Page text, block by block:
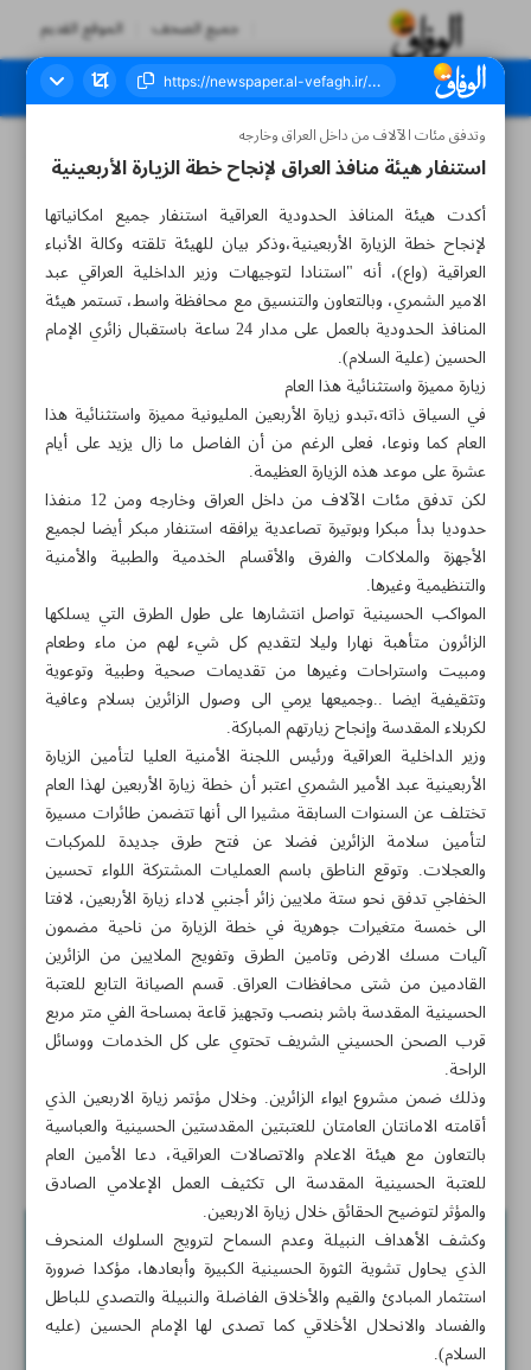
جميع الصحف الموقع القديم
العدد سبعة آلاف وثلاثمائة وستة عشر - ٢٦ أغسطس ٢٠٢٣
مواضيع هذه الصفحة
الهجرة العكسية في الكيان الصهيوني تزداد
استنفار هيئة منافذ العراق لإنجاح خطة الزيارة الأربعينية
البرهان وسط المدنيين والعسكريين في بورتسودان
أخبار قصيرة
وتدفق مئات الآلاف من داخل العراق وخارجه
استنفار هيئة منافذ العراق لإنجاح خطة الزيارة الأربعينية
أكدت هيئة المنافذ الحدودية العراقية استنفار جميع امكانياتها
لإنجاح خطة الزيارة الأربعينية،وذكر بيان للهيئة تلقته وكالة الأنباء
العراقية (واع)، أنه "استنادا لتوجيهات وزير الداخلية العراقي عبد
الامير الشمري، وبالتعاون والتنسيق مع محافظة واسط، تستمر هيئة
المنافذ الحدودية بالعمل على مدار 24 ساعة باستقبال زائري الإمام
الحسين (علية السلام).
زيارة مميزة واستثنائية هذا العام
في السياق ذاته،تبدو زيارة الأربعين المليونية مميزة واستثنائية هذا
العام كما ونوعا، فعلى الرغم من أن الفاصل ما زال يزيد على أيام
عشرة على موعد هذه الزيارة العظيمة.
لكن تدفق مئات الآلاف من داخل العراق وخارجه ومن 12 منفذا
حدوديا بدأ مبكرا وبوتيرة تصاعدية يرافقه استنفار مبكر أيضا لجميع
الأجهزة والملاكات والفرق والأقسام الخدمية والطبية والأمنية
والتنظيمية وغيرها.
المواكب الحسينية تواصل انتشارها على طول الطرق التي يسلكها
الزائرون متأهبة نهارا وليلا لتقديم كل شيء لهم من ماء وطعام
ومبيت واستراحات وغيرها من تقديمات صحية وطبية وتوعوية
وتثقيفية ايضا ..وجميعها يرمي الى وصول الزائرين بسلام وعافية
لكربلاء المقدسة وإنجاح زيارتهم المباركة.
وزير الداخلية العراقية ورئيس اللجنة الأمنية العليا لتأمين الزيارة
الأربعينية عبد الأمير الشمري اعتبر أن خطة زيارة الأربعين لهذا العام
تختلف عن السنوات السابقة مشيرا الى أنها تتضمن طائرات مسيرة
لتأمين سلامة الزائرين فضلا عن فتح طرق جديدة للمركبات
والعجلات. وتوقع الناطق باسم العمليات المشتركة اللواء تحسين
الخفاجي تدفق نحو ستة ملايين زائر أجنبي لاداء زيارة الأربعين، لافتا
الى خمسة متغيرات جوهرية في خطة الزيارة من ناحية مضمون
آليات مسك الارض وتامين الطرق وتفويج الملايين من الزائرين
القادمين من شتى محافظات العراق. قسم الصيانة التابع للعتبة
الحسينية المقدسة باشر بنصب وتجهيز قاعة بمساحة الفي متر مربع
قرب الصحن الحسيني الشريف تحتوي على كل الخدمات ووسائل
الراحة.
وذلك ضمن مشروع ايواء الزائرين. وخلال مؤتمر زيارة الاربعين الذي
أقامته الامانتان العامتان للعتبتين المقدستين الحسينية والعباسية
بالتعاون مع هيئة الاعلام والاتصالات العراقية، دعا الأمين العام
للعتبة الحسينية المقدسة الى تكثيف العمل الإعلامي الصادق
والمؤثر لتوضيح الحقائق خلال زيارة الاربعين.
وكشف الأهداف النبيلة وعدم السماح لترويج السلوك المنحرف
الذي يحاول تشوية الثورة الحسينية الكبيرة وأبعادها، مؤكدا ضرورة
استثمار المبادئ والقيم والأخلاق الفاضلة والنبيلة والتصدي للباطل
والفساد والانحلال الأخلاقي كما تصدى لها الإمام الحسين (عليه
السلام).